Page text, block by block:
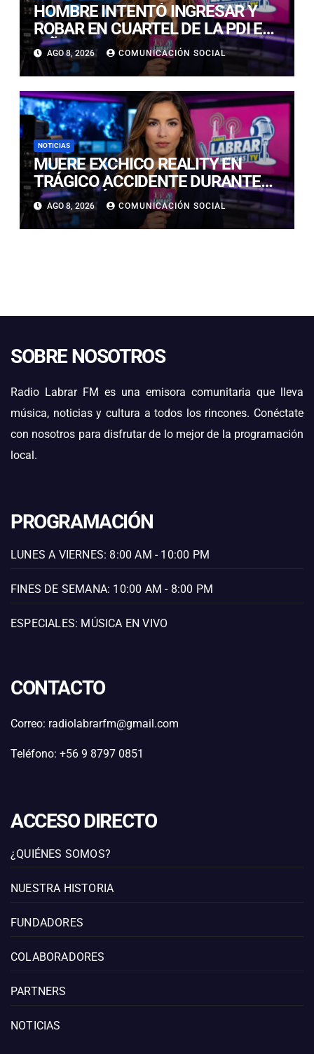
HOMBRE INTENTÓ INGRESAR Y
ROBAR EN CUARTEL DE LA PDI EN
VIÑA DEL MAR: DETECTIVES LO
DETUVIERON
AGO 8, 2026 COMUNICACIÓN SOCIAL
NOTICIAS
MUERE EXCHICO REALITY EN
TRÁGICO ACCIDENTE DURANTE
GRABACIÓN DE UN COMERCIAL
EN EUROPA
AGO 8, 2026 COMUNICACIÓN SOCIAL
SOBRE NOSOTROS
Radio Labrar FM es una emisora comunitaria que lleva
música, noticias y cultura a todos los rincones. Conéctate
con nosotros para disfrutar de lo mejor de la programación
local.
PROGRAMACIÓN
LUNES A VIERNES: 8:00 AM - 10:00 PM
FINES DE SEMANA: 10:00 AM - 8:00 PM
ESPECIALES: MÚSICA EN VIVO
CONTACTO
Correo: radiolabrarfm@gmail.com
Teléfono: +56 9 8797 0851
ACCESO DIRECTO
¿QUIÉNES SOMOS?
NUESTRA HISTORIA
FUNDADORES
COLABORADORES
PARTNERS
NOTICIAS